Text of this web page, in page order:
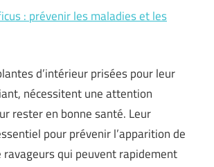
: prévenir les maladies et les
d’intérieur prisées pour leur
nécessitent une attention
rester en bonne santé. Leur
pour prévenir l’apparition de
ravageurs qui peuvent rapidement